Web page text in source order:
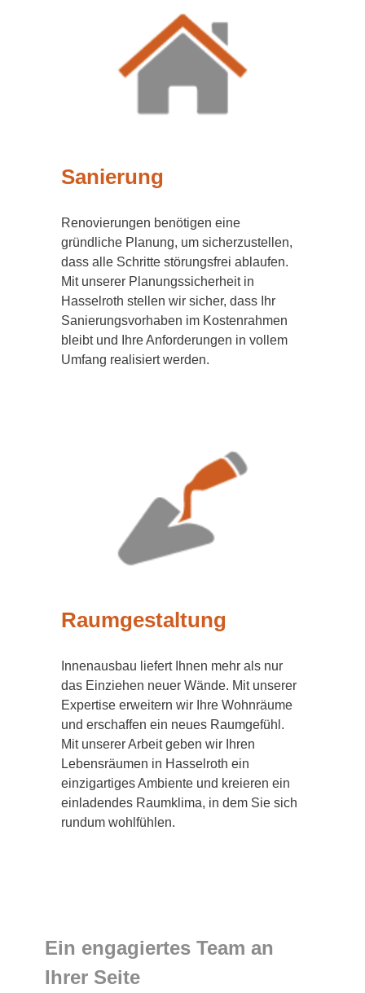
Sanierung
Renovierungen benötigen eine
gründliche Planung, um sicherzustellen,
dass alle Schritte störungsfrei ablaufen.
Mit unserer Planungssicherheit in
Hasselroth stellen wir sicher, dass Ihr
Sanierungsvorhaben im Kostenrahmen
bleibt und Ihre Anforderungen in vollem
Umfang realisiert werden.
Raumgestaltung
Innenausbau liefert Ihnen mehr als nur
das Einziehen neuer Wände. Mit unserer
Expertise erweitern wir Ihre Wohnräume
und erschaffen ein neues Raumgefühl.
Mit unserer Arbeit geben wir Ihren
Lebensräumen in Hasselroth ein
einzigartiges Ambiente und kreieren ein
einladendes Raumklima, in dem Sie sich
rundum wohlfühlen.
Ein engagiertes Team an
Ihrer Seite